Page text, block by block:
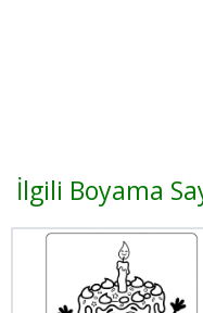
İlgili Boyama